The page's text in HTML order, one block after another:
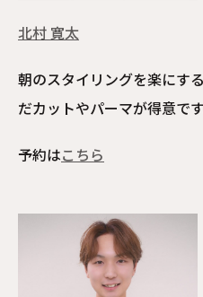
北村 寛太
朝のスタイリングを楽にす
だカットやパーマが得意です
予約はこちら